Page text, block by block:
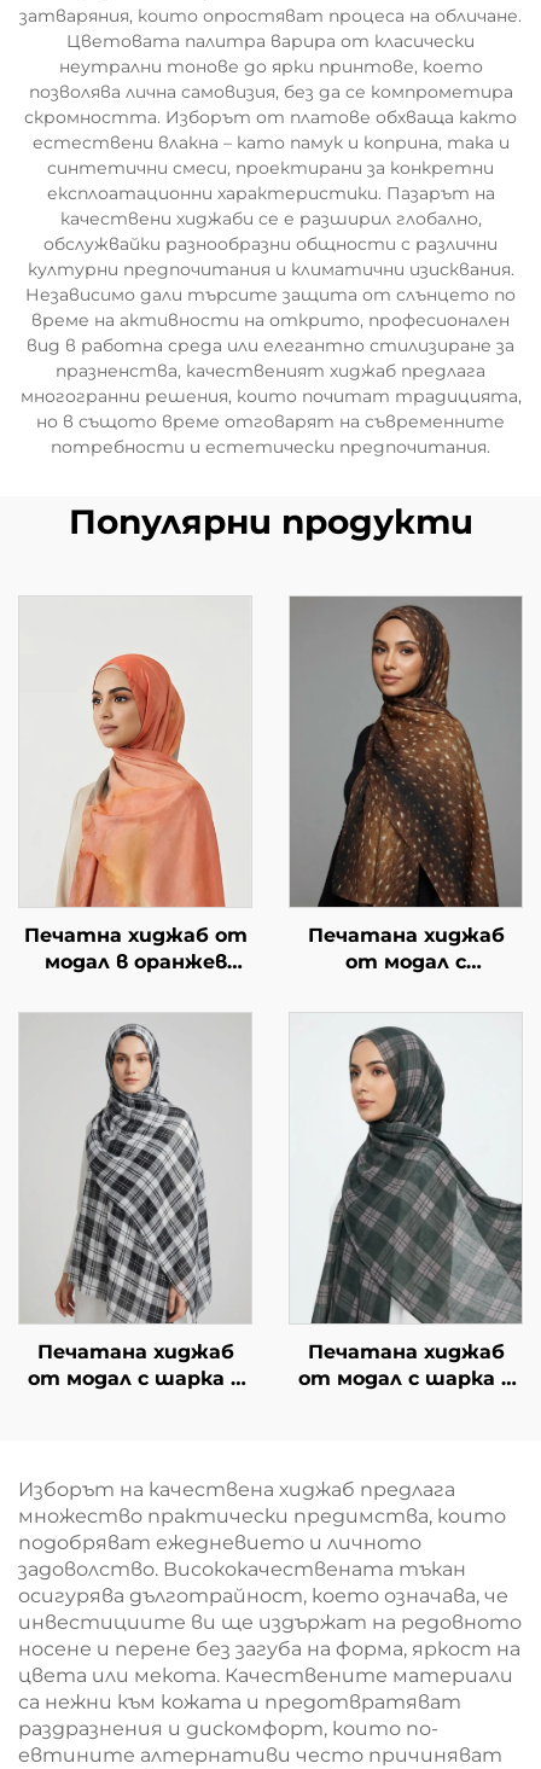
затваряния, които опростяват процеса на обличане.
Цветовата палитра варира от класически
неутрални тонове до ярки принтове, което
позволява лична самовизия, без да се компрометира
скромността. Изборът от платове обхваща както
естествени влакна – като памук и коприна, така и
синтетични смеси, проектирани за конкретни
експлоатационни характеристики. Пазарът на
качествени хиджаби се е разширил глобално,
обслужвайки разнообразни общности с различни
културни предпочитания и климатични изисквания.
Независимо дали търсите защита от слънцето по
време на активности на открито, професионален
вид в работна среда или елегантно стилизиране за
празненства, качественият хиджаб предлага
многогранни решения, които почитат традицията,
но в същото време отговарят на съвременните
потребности и естетически предпочитания.
Популярни продукти
Печатна хиджаб от
модал в оранжев
Печатана хиджаб
от модал с
принт на сърна
Печатана хиджаб
от модал с шарка в
Печатана хиджаб
от модал с шарка в
Изборът на качествена хиджаб предлага
множество практически предимства, които
подобряват ежедневието и личното
задоволство. Висококачествената тъкан
осигурява дълготрайност, което означава, че
инвестициите ви ще издържат на редовното
носене и перене без загуба на форма, яркост на
цвета или мекота. Качествените материали
са нежни към кожата и предотвратяват
раздразнения и дискомфорт, които по-
евтините алтернативи често причиняват